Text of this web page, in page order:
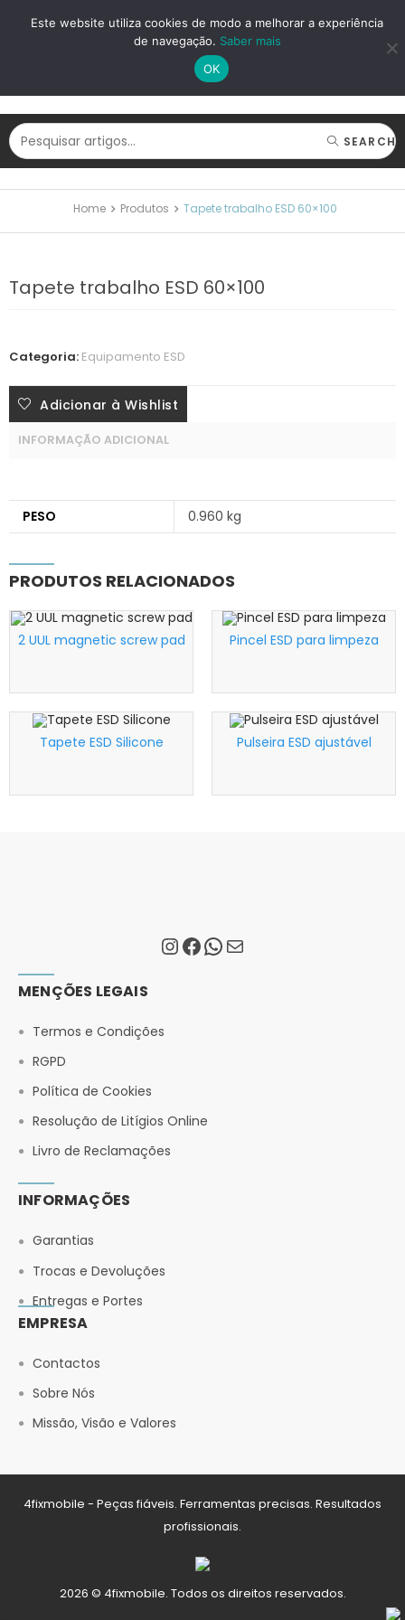
LOGIN REGISTAR
SEARCH
Home Produtos Tapete trabalho ESD 60×100
Tapete trabalho ESD 60×100
Categoria: Equipamento ESD
Adicionar à Wishlist
INFORMAÇÃO ADICIONAL
PESO 0.960 kg
PRODUTOS RELACIONADOS
2 UUL magnetic screw pad
Pincel ESD para limpeza
Tapete ESD Silicone
Pulseira ESD ajustável
MENÇÕES LEGAIS
Termos e Condições
RGPD
Política de Cookies
Resolução de Litígios Online
Livro de Reclamações
INFORMAÇÕES
Garantias
Trocas e Devoluções
Entregas e Portes
EMPRESA
Contactos
Sobre Nós
Missão, Visão e Valores
4fixmobile - Peças fiáveis. Ferramentas precisas. Resultados
profissionais.
2026 © 4fixmobile. Todos os direitos reservados.
Este website utiliza cookies de modo a melhorar a experiência
de navegação. Saber mais
OK